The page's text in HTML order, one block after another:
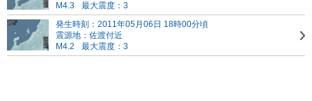
M4.3
最大震度：3
発生時刻：2011年05月06日 18時00分頃
震源地：佐渡付近
M4.2
最大震度：3